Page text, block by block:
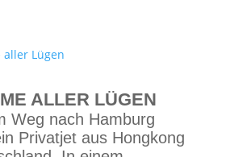
ALLER LÜGEN
Weg nach Hamburg
Privatjet aus Hongkong